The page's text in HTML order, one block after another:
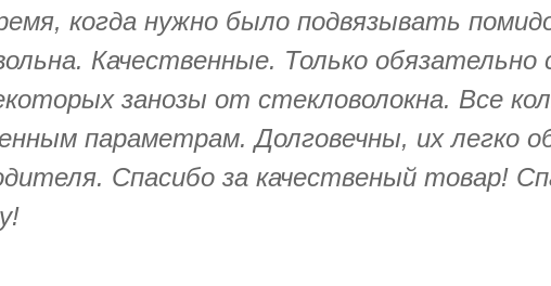
когда нужно было подвязывать
Качественные. Только
занозы от стекловолокна. Все
параметрам. Долговечны, их легко
Спасибо за качественый товар!